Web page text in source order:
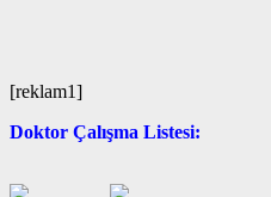
[reklam1]
Doktor Çalışma